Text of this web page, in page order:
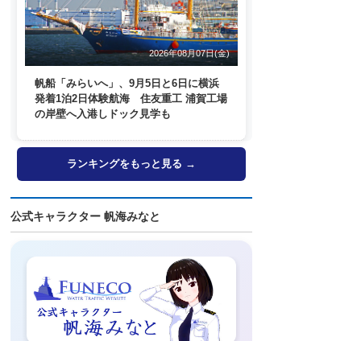
2026年08月07日(金)
帆船「みらいへ」、9月5日と6日に横浜
発着1泊2日体験航海 住友重工 浦賀工場
の岸壁へ入港しドック見学も
ランキングをもっと見る →
公式キャラクター 帆海みなと